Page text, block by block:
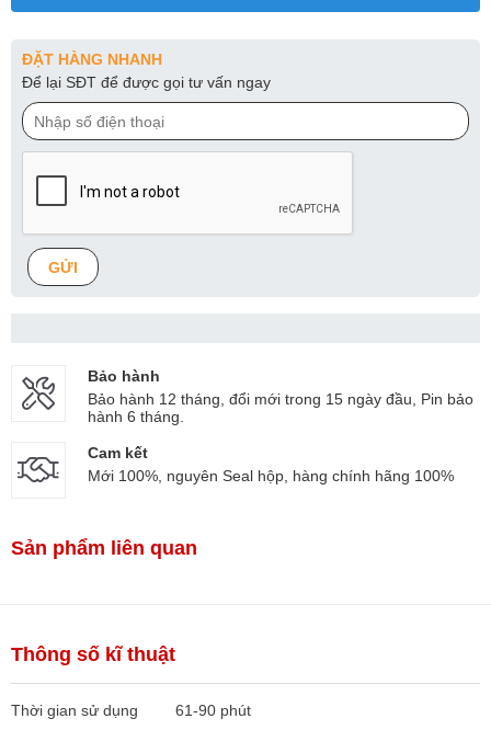
ĐẶT HÀNG NHANH
Để lại SĐT để được gọi tư vấn ngay
GỬI
Bảo hành
Bảo hành 12 tháng, đổi mới trong 15 ngày đầu, Pin bảo
hành 6 tháng.
Cam kết
Mới 100%, nguyên Seal hộp, hàng chính hãng 100%
Sản phẩm liên quan
Thông số kĩ thuật
Thời gian sử dụng 61-90 phút